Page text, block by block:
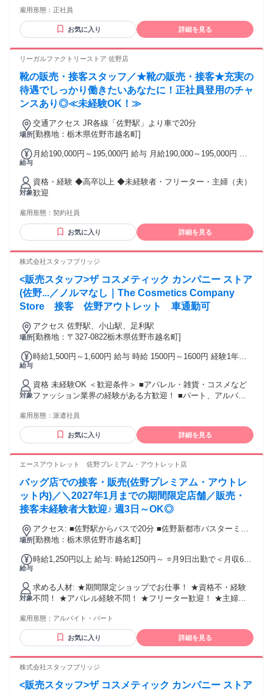
い退職金を別途毎月支給(6,380円～8,120円／月) ※給与条件
お約束するものではございません。
ームワークを大切にし、お客様に寄り添った接客をしたい方
雇用形態問わずカフェなどの飲食、ブライダル、美容業界、
営業職など接客や販売のご経験を経て異業種から活躍されて
スタッフや店舗でVMDやPR業務を任されているスタッフもい
雇用形態： 正社員
お気に入り 詳細を見る
リーガルファクトリーストア 佐野店
靴の販売・接客スタッフ／★靴の販売・接客★充実の
待遇でしっかり働きたいあなたに！正社員登用のチャ
ンスあり◎≪未経験OK！≫
場所
交通アクセス JR各線「佐野駅」より車で20分
[勤務地：栃木県佐野市越名町]
給与
月給190,000円～195,000円 給与 月給190,000～195,000円 ※
は時給1,100円
対象
資格・経験 ◆高卒以上 ◆未経験者・フリーター・主婦（夫）
歓迎
雇用形態： 契約社員
お気に入り 詳細を見る
株式会社スタッフブリッジ
<販売スタッフ>ザ コスメティック カンパニー ストア
(佐野...／ノルマなし｜The Cosmetics Company
Store 接客 佐野アウトレット 車通勤可
場所
アクセス 佐野駅、小山駅、足利駅
[勤務地：〒327-0822栃木県佐野市越名町]
給与
時給1,500円～1,600円 給与 時給 1500円～1600円 経験1年以
就業1年後には必ず1600円に昇給します！ 【キャリア手当10
万円】エントリーした職種の経験が2年以上・フルタイム勤務
可能な方は、全員がキャリア手当の対象となります。なんと
《10万円》を1ヶ月勤務後の給与にて一括支給するスタブリだ
で通勤する場合は、交通費全額支給いたします。 車通勤の場
合は、駐車場無料、ガソリン代一部支給となります。
対象
資格 未経験OK ＜歓迎条件＞ ■アパレル・雑貨・コスメなど
ファッション業界の経験がある方歓迎！ ■パート、アルバイ
など、他業種からの転職も大歓迎です。 【将来的には正社員
も目指せる！】 スタッフブリッジでは、未経験から販売スタ
ッフにチャレンジし、正社員を目指すこともできます！ さら
で、アパレル・ファッション・コスメ業界に初めて挑戦する
雇用形態： 派遣社員
お気に入り 詳細を見る
エースアウトレット 佐野プレミアム・アウトレット店
バッグ店での接客・販売(佐野プレミアム・アウトレ
ット内)／＼2027年1月までの期間限定店舗／販売・
接客未経験者大歓迎♪ 週3日～OK◎
場所
アクセス: ■佐野駅からバスで20分 ■佐野新都市バスターミナ
ルから徒歩で3分 ※車通勤OK（ガソリン代全額支給）
[勤務地：栃木県佐野市越名町]
給与
時給1,250円以上 給与: 時給1250円～ ⭐月9日出勤で＜月収6万
経験ある方は高時給1300円～で歓迎！
対象
求める人材: ★期間限定ショップでお仕事！ ★資格不・経験
不問！ ★アパレル経験不問！ ★フリーター歓迎！ ★主婦・
代活躍中のブランド ／ グループ他店で働くスタッフの声！
＼ ★20代女性 アパレルの経験はありませんでしたが、 旅行
が大好きなので スーツケースとか旅行小物を取り扱ってる こ
覚えるまでが大変でしたが 店頭に立ちながら少しずつ覚えま
フがすぐに助けてくれるので とても心強いんです！ シフトも
雇用形態： アルバイト・パート
お気に入り 詳細を見る
株式会社スタッフブリッジ
<販売スタッフ>ザ コスメティック カンパニー ストア